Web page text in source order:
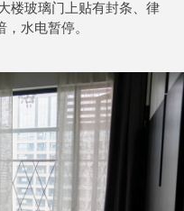
楼玻璃门上贴有封条、律
水电暂停。